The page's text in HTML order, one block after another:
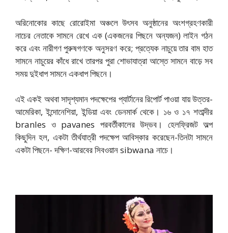
অরিনোকোর কাছে রোরোইমা অঞ্চলে উৎসব অনুষ্ঠানের অংশগ্রহণকারী
নাচের নেতাকে সামনে রেখে এক (একজনের পিছনে অন্যজন) লাইন গঠন
করে এবং নারীগণ পুরুষগণকে অনুসরণ করে; প্রত্যেক নাচুয়ে তার বাম হাত
সামনে নাচুয়ের কাঁধে রাখে তারপর পুরা শোভাযাত্রা আস্তে সামনে বাড়ে সব
সময় দুইধাপ সামনে একধাপ পিছনে।
এই একই অথবা সাদৃশ্যমান পদক্ষেপের প্যার্টানের রিপোর্ট পাওয়া যায় উত্তর-
আমেরিকা, ইন্দোনেশিয়া, ইন্ডিয়া এবং ডেনমার্ক থেকে। ১৬ ও ১৭ শতাব্দীর
branles ও pavanes পরবর্তীকালের উদ্ভব। হেলফ্রিজট অল্প
কিছুদিন হল, একটা তীর্থযাত্রী পদক্ষেপ আবিস্কার করেছেন-তিনটা সামনে
একটা পিছনে- দক্ষিণ-আরবের সিবওয়ান sibwana নাচে।